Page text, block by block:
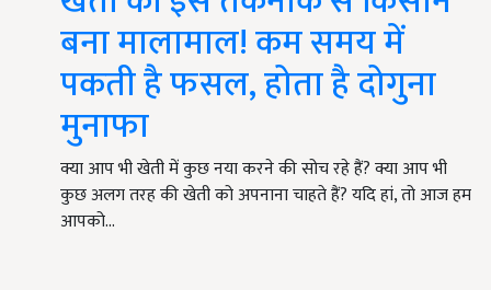
बना मालामाल! कम समय में
पकती है फसल, होता है दोगुना
मुनाफा
क्या आप भी खेती में कुछ नया करने की सोच रहे हैं? क्या आप भी
कुछ अलग तरह की खेती को अपनाना चाहते हैं? यदि हां, तो आज हम
आपको…